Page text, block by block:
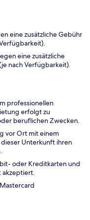
eine zusätzliche Gebühr
eine zusätzliche
nach Verfügbarkeit).
professionellen
erfolgt zu
beruflichen Zwecken.
vor Ort mit einem
Unterkunft ihren
oder Kreditkarten und
akzeptiert.